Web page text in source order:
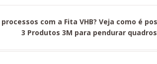
com a Fita VHB? Veja como é
3 Produtos 3M para pendurar